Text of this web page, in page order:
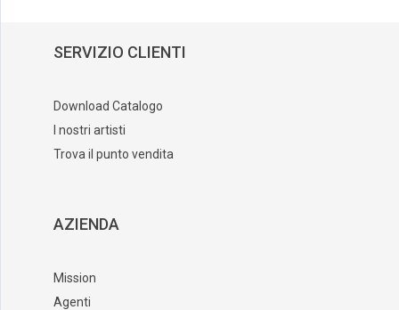
SERVIZIO CLIENTI
Download Catalogo
I nostri artisti
Trova il punto vendita
AZIENDA
Mission
Agenti